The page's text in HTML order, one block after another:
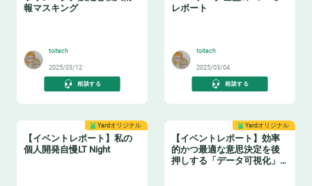
報マスキング
toitech
2025/03/12
相談する
レポート
toitech
2025/03/04
相談する
Yardオリジナル
【イベントレポート】私の
個人開発自慢LT Night
Yardオリジナル
【イベントレポート】効率
的かつ最適な意思決定を後
押しする「データ可視化」